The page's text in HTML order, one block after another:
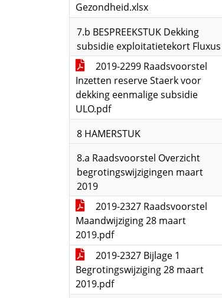
Gezondheid.xlsx
7.b BESPREEKSTUK Dekking
subsidie exploitatietekort Fluxus
2019-2299 Raadsvoorstel
Inzetten reserve Staerk voor
dekking eenmalige subsidie
ULO.pdf
8 HAMERSTUK
8.a Raadsvoorstel Overzicht
begrotingswijzigingen maart
2019
2019-2327 Raadsvoorstel
Maandwijziging 28 maart
2019.pdf
2019-2327 Bijlage 1
Begrotingswijziging 28 maart
2019.pdf